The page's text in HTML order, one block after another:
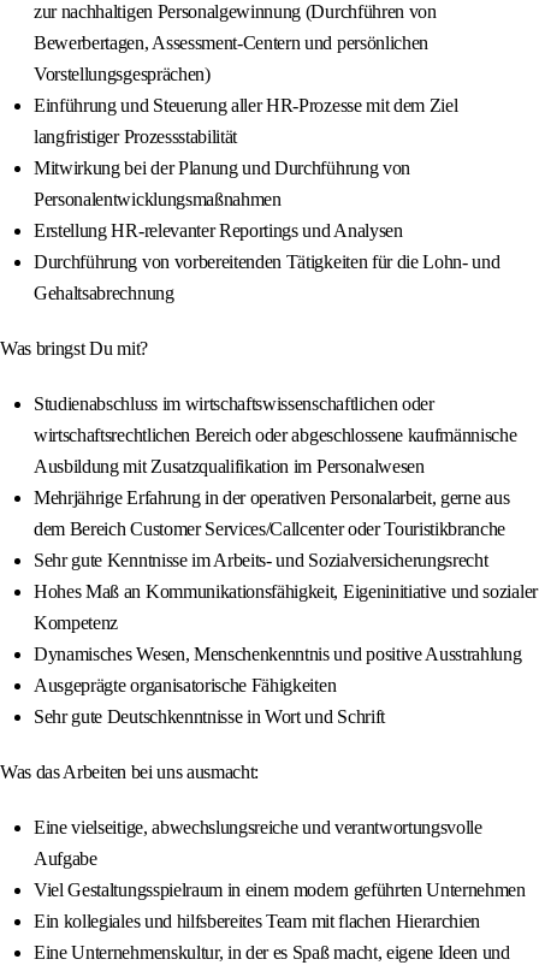
zur nachhaltigen Personalgewinnung (Durchführen von
Bewerbertagen, Assessment-Centern und persönlichen
Vorstellungsgesprächen)
Einführung und Steuerung aller HR-Prozesse mit dem Ziel
langfristiger Prozessstabilität
Mitwirkung bei der Planung und Durchführung von
Personalentwicklungsmaßnahmen
Erstellung HR-relevanter Reportings und Analysen
Durchführung von vorbereitenden Tätigkeiten für die Lohn- und
Gehaltsabrechnung
Was bringst Du mit?
Studienabschluss im wirtschaftswissenschaftlichen oder
wirtschaftsrechtlichen Bereich oder abgeschlossene kaufmännische
Ausbildung mit Zusatzqualifikation im Personalwesen
Mehrjährige Erfahrung in der operativen Personalarbeit, gerne aus
dem Bereich Customer Services/Callcenter oder Touristikbranche
Sehr gute Kenntnisse im Arbeits- und Sozialversicherungsrecht
Hohes Maß an Kommunikationsfähigkeit, Eigeninitiative und sozialer
Kompetenz
Dynamisches Wesen, Menschenkenntnis und positive Ausstrahlung
Ausgeprägte organisatorische Fähigkeiten
Sehr gute Deutschkenntnisse in Wort und Schrift
Was das Arbeiten bei uns ausmacht:
Eine vielseitige, abwechslungsreiche und verantwortungsvolle
Aufgabe
Viel Gestaltungsspielraum in einem modern geführten Unternehmen
Ein kollegiales und hilfsbereites Team mit flachen Hierarchien
Eine Unternehmenskultur, in der es Spaß macht, eigene Ideen und